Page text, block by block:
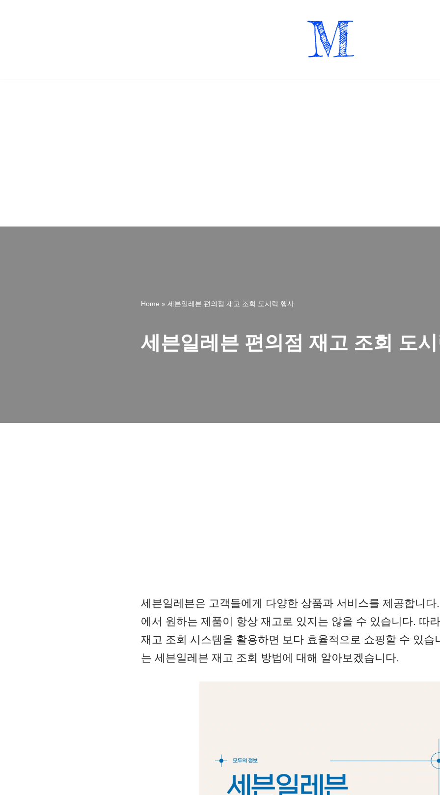
Home » 세븐일레븐 편의점 재고 조회 도시락 행사
세븐일레븐 편의점 재고 조회 도
세븐일레븐은 고객들에게 다양한 상품과 서비스를 제공합니
에서 원하는 제품이 항상 재고로 있지는 않을 수 있습니다. 따
재고 조회 시스템을 활용하면 보다 효율적으로 쇼핑할 수 있습
는 세븐일레븐 재고 조회 방법에 대해 알아보겠습니다.